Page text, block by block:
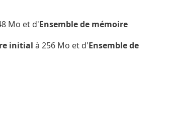
Mo et d'Ensemble de mémoire
initial à 256 Mo et d'Ensemble de